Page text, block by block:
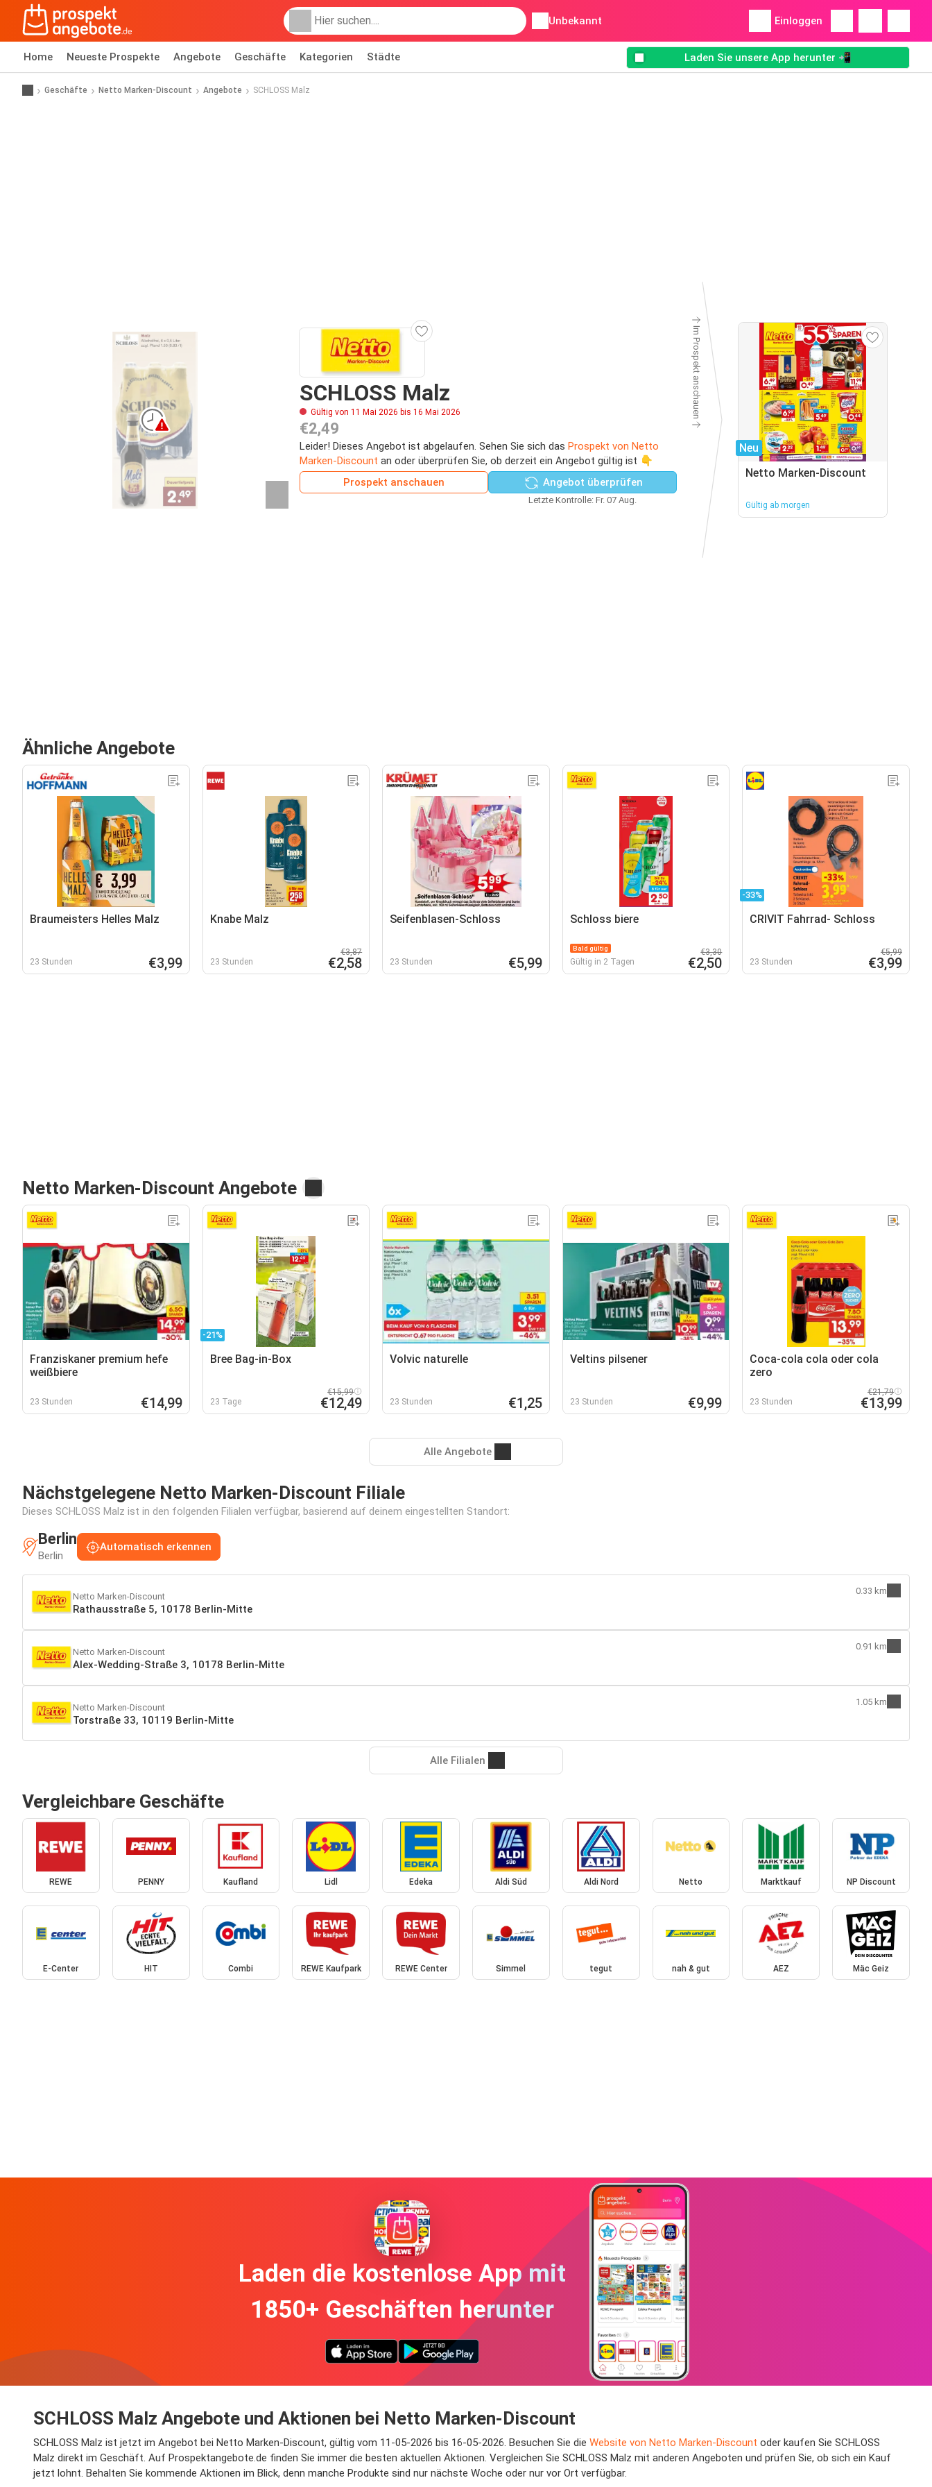
Unbekannt Einloggen
Home Neueste Prospekte Angebote Geschäfte Kategorien Städte Laden Sie unsere App herunter 📲
Geschäfte Netto Marken-Discount Angebote SCHLOSS Malz
SCHLOSS Malz
Gültig von 11 Mai 2026 bis 16 Mai 2026
€2,49
Leider! Dieses Angebot ist abgelaufen. Sehen Sie sich das Prospekt von Netto
Marken-Discount an oder überprüfen Sie, ob derzeit ein Angebot gültig ist 👇
Prospekt anschauen
Angebot überprüfen
Letzte Kontrolle: Fr. 07 Aug.
Im Prospekt anschauen
Neu
Netto Marken-Discount
Gültig ab morgen
Ähnliche Angebote
Braumeisters Helles Malz
23 Stunden €3,99
Knabe Malz
23 Stunden
€3,87
€2,58
Seifenblasen-Schloss
23 Stunden €5,99
Schloss biere
Bald gültig
Gültig in 2 Tagen
€3,30
€2,50
-33%
CRIVIT Fahrrad- Schloss
23 Stunden
€5,99
€3,99
Netto Marken-Discount Angebote
Franziskaner premium hefe
weißbiere
23 Stunden €14,99
-21%
Bree Bag-in-Box
23 Tage
€15,99
€12,49
Volvic naturelle
23 Stunden €1,25
Veltins pilsener
23 Stunden €9,99
Coca-cola cola oder cola
zero
23 Stunden
€21,79
€13,99
Alle Angebote
Nächstgelegene Netto Marken-Discount Filiale
Dieses SCHLOSS Malz ist in den folgenden Filialen verfügbar, basierend auf deinem eingestellten Standort:
Berlin
Berlin
Automatisch erkennen
Netto Marken-Discount
Rathausstraße 5, 10178 Berlin-Mitte
0.33 km
Netto Marken-Discount
Alex-Wedding-Straße 3, 10178 Berlin-Mitte
0.91 km
Netto Marken-Discount
Torstraße 33, 10119 Berlin-Mitte
1.05 km
Alle Filialen
Vergleichbare Geschäfte
REWE PENNY Kaufland Lidl Edeka Aldi Süd Aldi Nord Netto Marktkauf NP Discount
E-Center HIT Combi REWE Kaufpark REWE Center Simmel tegut nah & gut AEZ Mäc Geiz
Laden die kostenlose App mit
1850+ Geschäften herunter
SCHLOSS Malz Angebote und Aktionen bei Netto Marken-Discount
SCHLOSS Malz ist jetzt im Angebot bei Netto Marken-Discount, gültig vom 11-05-2026 bis 16-05-2026. Besuchen Sie die Website von Netto Marken-Discount oder kaufen Sie SCHLOSS
Malz direkt im Geschäft. Auf Prospektangebote.de finden Sie immer die besten aktuellen Aktionen. Vergleichen Sie SCHLOSS Malz mit anderen Angeboten und prüfen Sie, ob sich ein Kauf
jetzt lohnt. Behalten Sie kommende Aktionen im Blick, denn manche Produkte sind nur nächste Woche oder nur vor Ort verfügbar.